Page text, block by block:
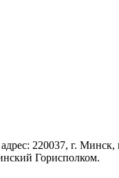
220037, г.
Горисполком.